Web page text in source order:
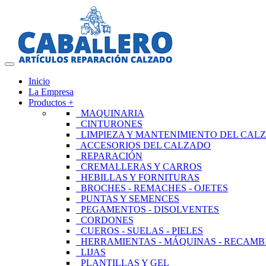
Inicio
La Empresa
Productos +
MAQUINARIA
CINTURONES
LIMPIEZA Y MANTENIMIENTO DEL
ACCESORIOS DEL CALZADO
REPARACIÓN
CREMALLERAS Y CARROS
HEBILLAS Y FORNITURAS
BROCHES - REMACHES - OJETES
PUNTAS Y SEMENCES
PEGAMENTOS - DISOLVENTES
CORDONES
CUEROS - SUELAS - PIELES
HERRAMIENTAS - MÁQUINAS -
LIJAS
PLANTILLAS Y GEL